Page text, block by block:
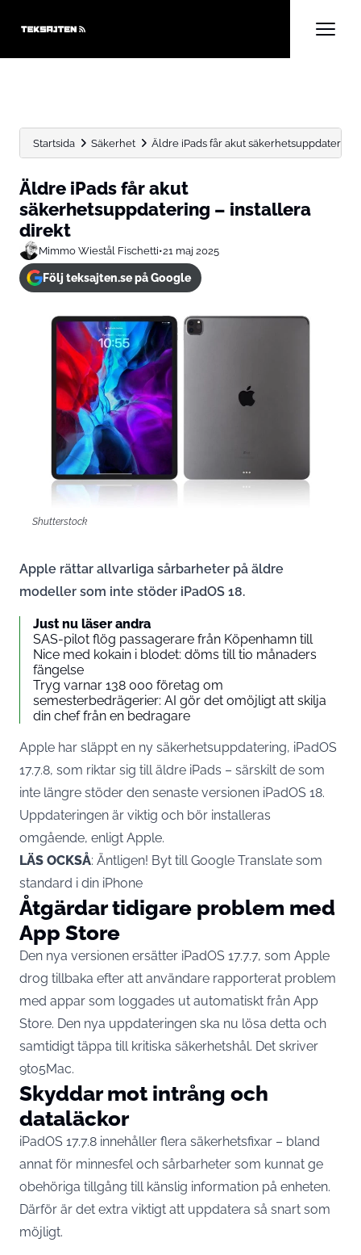
Startsida Säkerhet Äldre iPads får akut säkerhetsuppdatering
Äldre iPads får akut
säkerhetsuppdatering – installera
direkt
Mimmo Wiestål Fischetti•21 maj 2025
Följ teksajten.se på Google
Shutterstock
Apple rättar allvarliga sårbarheter på äldre
modeller som inte stöder iPadOS 18.
Just nu läser andra
SAS-pilot flög passagerare från Köpenhamn till
Nice med kokain i blodet: döms till tio månaders
fängelse
Tryg varnar 138 000 företag om
semesterbedrägerier: AI gör det omöjligt att skilja
din chef från en bedragare
Apple har släppt en ny säkerhetsuppdatering, iPadOS
17.7.8, som riktar sig till äldre iPads – särskilt de som
inte längre stöder den senaste versionen iPadOS 18.
Uppdateringen är viktig och bör installeras
omgående, enligt Apple.
LÄS OCKSÅ: Äntligen! Byt till Google Translate som
standard i din iPhone
Åtgärdar tidigare problem med
App Store
Den nya versionen ersätter iPadOS 17.7.7, som Apple
drog tillbaka efter att användare rapporterat problem
med appar som loggades ut automatiskt från App
Store. Den nya uppdateringen ska nu lösa detta och
samtidigt täppa till kritiska säkerhetshål. Det skriver
9to5Mac.
Skyddar mot intrång och
dataläckor
iPadOS 17.7.8 innehåller flera säkerhetsfixar – bland
annat för minnesfel och sårbarheter som kunnat ge
obehöriga tillgång till känslig information på enheten.
Därför är det extra viktigt att uppdatera så snart som
möjligt.